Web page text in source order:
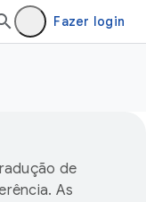
Fazer login
de
As